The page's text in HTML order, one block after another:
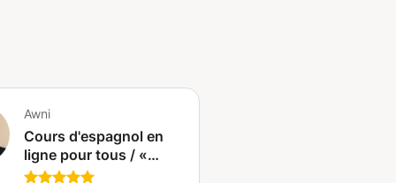
Awni
Cours d'espagnol en
ligne pour tous / «
Espagnol pratique